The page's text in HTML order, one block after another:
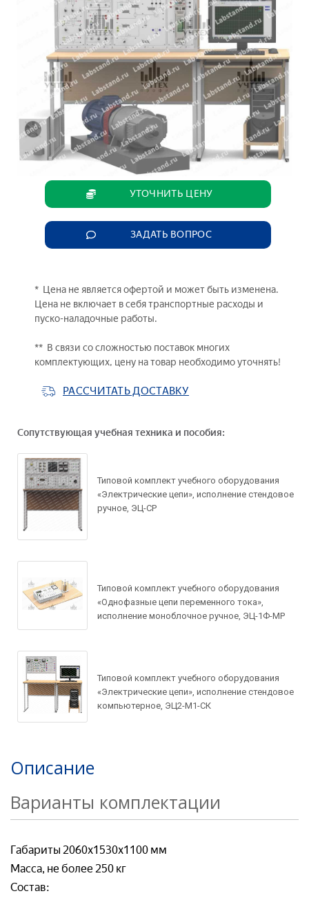
УТОЧНИТЬ ЦЕНУ
ЗАДАТЬ ВОПРОС
* Цена не является офертой и может быть изменена.
Цена не включает в себя транспортные расходы и
пуско-наладочные работы.
** В связи со сложностью поставок многих
комплектующих, цену на товар необходимо уточнять!
РАССЧИТАТЬ ДОСТАВКУ
Сопутствующая учебная техника и пособия:
Типовой комплект учебного оборудования
«Электрические цепи», исполнение стендовое
ручное, ЭЦ-СР
Типовой комплект учебного оборудования
«Однофазные цепи переменного тока»,
исполнение моноблочное ручное, ЭЦ-1Ф-МР
Типовой комплект учебного оборудования
«Электрические цепи», исполнение стендовое
компьютерное, ЭЦ2-М1-СК
Описание
Варианты комплектации
Габариты 2060х1530х1100 мм
Масса, не более 250 кг
Состав:
Ваше имя*
Ваш e-mail*
Товар*
Номер телефон *
Задать вопрос по
товару
Ваше имя*
Ваш e-mail*
Товар*
Организация*
Ваш вопрос:*
Рассчитать доставку
Ваше имя*
Ваш e-mail*
Товар*
Номер телефона*
Адрес доставки*